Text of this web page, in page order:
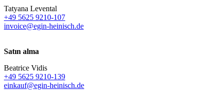
Tatyana Levental
+49 5625 9210-107
invoice@egin-heinisch.de
Satın alma
Beatrice Vidis
+49 5625 9210-139
einkauf@egin-heinisch.de